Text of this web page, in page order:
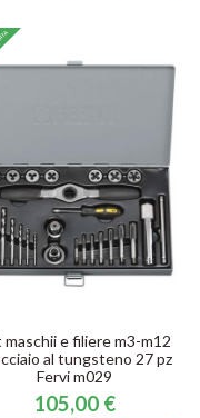
maschii e filiere m3-m12
al tungsteno 27 pz
Fervi m029
105,00 €